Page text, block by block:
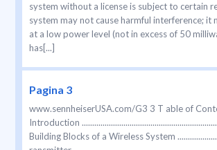
system without a license is subject to certain
system may not cause harmful interference; it
at a low power level (not in excess of 50
has[...]
Pagina 3
www.sennheiserUSA.com/G3 3 T able of
Introduction
Building Blocks of a Wireless System